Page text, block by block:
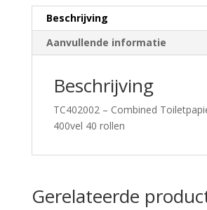
Beschrijving
Aanvullende informatie
Beschrijving
TC402002 – Combined
400vel 40 rollen
Gerelateerde